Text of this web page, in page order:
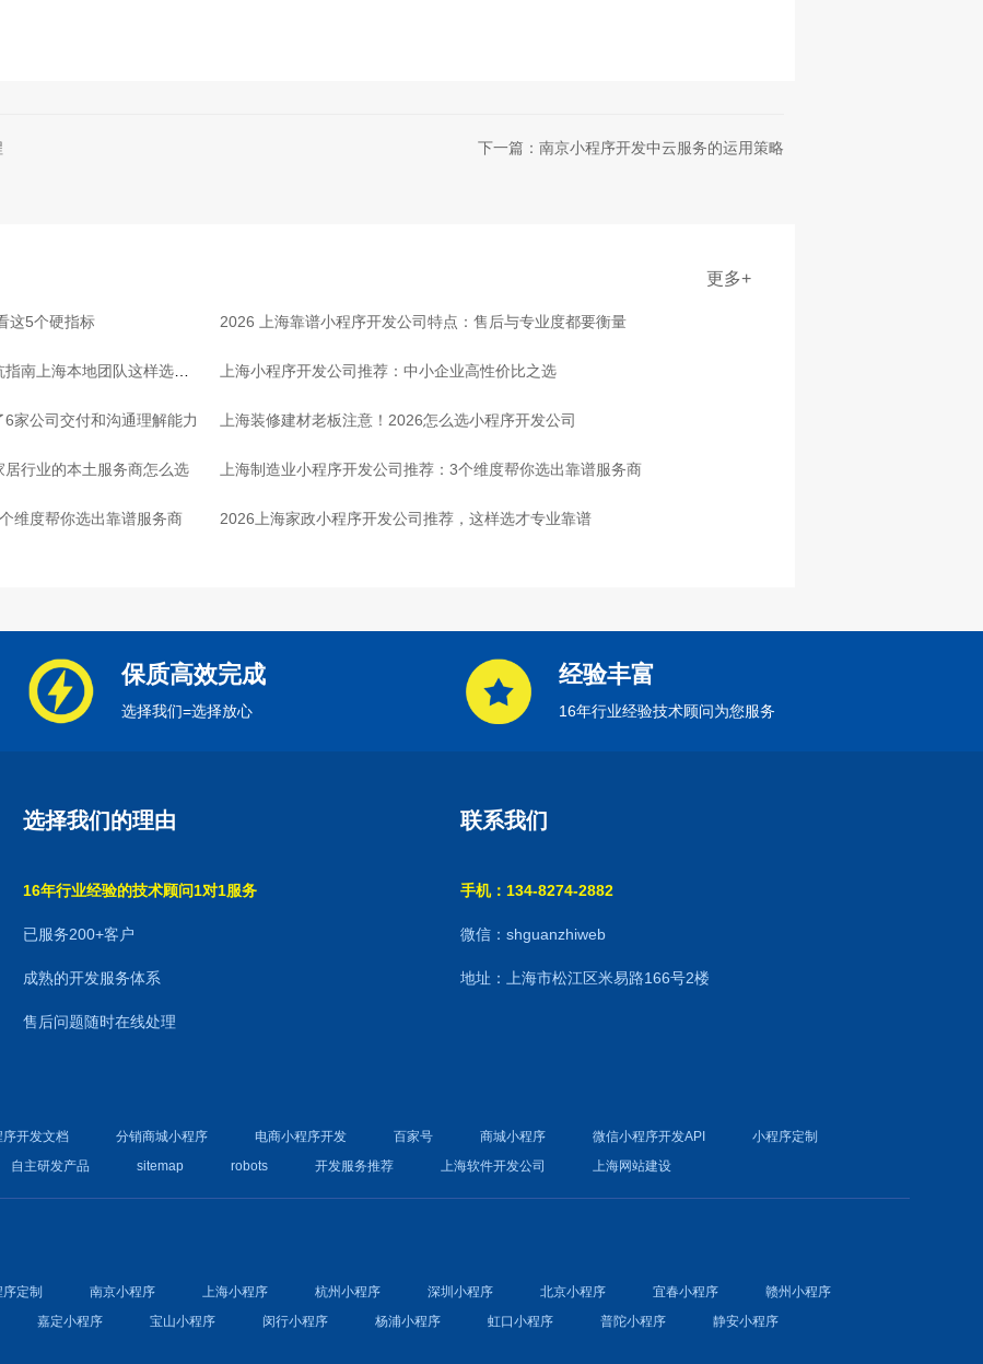
下一篇：南京小程序开发中云服务的运用策略
更多+
这5个硬指标 2026 上海靠谱小程序开发公司特点：售后与专业度都要衡量
南上海本地团队这样选放 上海小程序开发公司推荐：中小企业高性价比之选
6家公司交付和沟通理解能力 上海装修建材老板注意！2026怎么选小程序开发公司
居行业的本土服务商怎么选 上海制造业小程序开发公司推荐：3个维度帮你选出靠谱服务商
维度帮你选出靠谱服务商 2026上海家政小程序开发公司推荐，这样选才专业靠谱
保质高效完成
选择我们=选择放心
经验丰富
16年行业经验技术顾问为您服务
选择我们的理由
16年行业经验的技术顾问1对1服务
已服务200+客户
成熟的开发服务体系
售后问题随时在线处理
联系我们
手机：134-8274-2882
微信：shguanzhiweb
地址：上海市松江区米易路166号2楼
序开发文档 分销商城小程序 电商小程序开发 百家号 商城小程序 微信小程序开发API
小程序定制
自主研发产品 sitemap robots 开发服务推荐 上海软件开发公司 上海网站建设
定制 南京小程序 上海小程序 杭州小程序 深圳小程序 北京小程序 宜春小程序
赣州小程序
嘉定小程序 宝山小程序 闵行小程序 杨浦小程序 虹口小程序 普陀小程序
静安小程序